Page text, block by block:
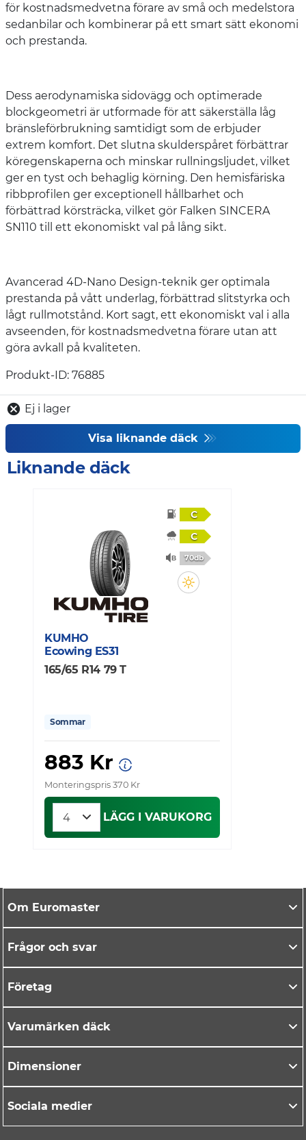
för kostnadsmedvetna förare av små och medelstora
sedanbilar och kombinerar på ett smart sätt ekonomi
och prestanda.
Dess aerodynamiska sidovägg och optimerade
blockgeometri är utformade för att säkerställa låg
bränsleförbrukning samtidigt som de erbjuder
extrem komfort. Det slutna skulderspåret förbättrar
köregenskaperna och minskar rullningsljudet, vilket
ger en tyst och behaglig körning. Den hemisfäriska
ribbprofilen ger exceptionell hållbarhet och
förbättrad körsträcka, vilket gör Falken SINCERA
SN110 till ett ekonomiskt val på lång sikt.
Avancerad 4D-Nano Design-teknik ger optimala
prestanda på vått underlag, förbättrad slitstyrka och
lågt rullmotstånd. Kort sagt, ett ekonomiskt val i alla
avseenden, för kostnadsmedvetna förare utan att
göra avkall på kvaliteten.
Produkt-ID: 76885
Ej i lager
Visa liknande däck
Liknande däck
C
C
70db
KUMHO
Ecowing ES31
165/65 R14 79 T
Sommar
883 Kr
Monteringspris 370 Kr
LÄGG I VARUKORG
Om Euromaster
Frågor och svar
Företag
Varumärken däck
Dimensioner
Sociala medier